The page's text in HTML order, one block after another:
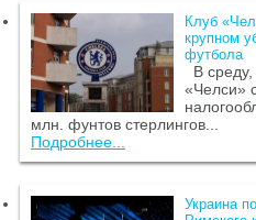
Клуб
крупном
футбола
В
«Челси»
млн. фунтов стерлингов...
Подробнее...
Украина